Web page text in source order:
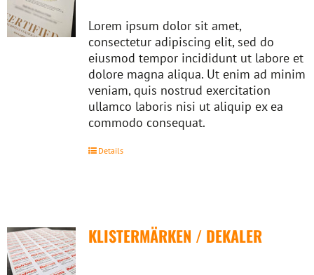
Lorem ipsum dolor sit amet,
consectetur adipiscing elit, sed do
eiusmod tempor incididunt ut labore et
dolore magna aliqua. Ut enim ad minim
veniam, quis nostrud exercitation
ullamco laboris nisi ut aliquip ex ea
commodo consequat.
Details
KLISTERMÄRKEN / DEKALER